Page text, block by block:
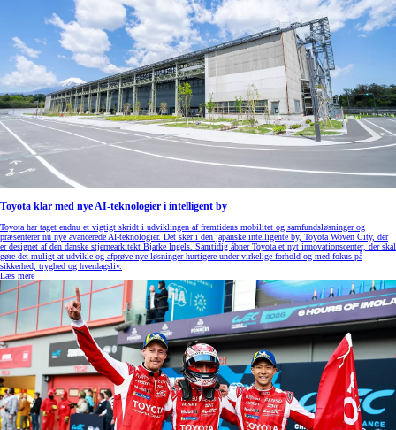
Toyota klar med nye AI-teknologier i intelligent by
Toyota har taget endnu et vigtigt skridt i udviklingen af fremtidens mobilitet og samfundsløsninger og
præsenterer nu nye avancerede AI-teknologier. Det sker i den japanske intelligente by, Toyota Woven City, der
er designet af den danske stjernearkitekt Bjarke Ingels. Samtidig åbner Toyota et nyt innovationscenter, der skal
gøre det muligt at udvikle og afprøve nye løsninger hurtigere under virkelige forhold og med fokus på
sikkerhed, tryghed og hverdagsliv.
Læs mere